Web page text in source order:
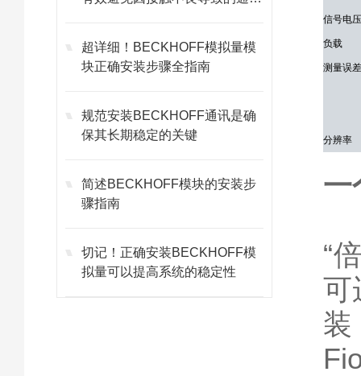
超详细！BECKHOFF模拟量模
块正确安装步骤全指南
规范安装BECKHOFF通讯是确
保其长期稳定的关键
简述BECKHOFF模块的安装步
骤指南
切记！正确安装BECKHOFF模
拟量可以提高系统的稳定性
信号电
负载
测量误
分辨率
一
“
可